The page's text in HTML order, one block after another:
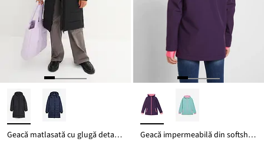
Geacă matlasată cu glugă detașabilă Geacă impermeabilă din softshell, cu glugă